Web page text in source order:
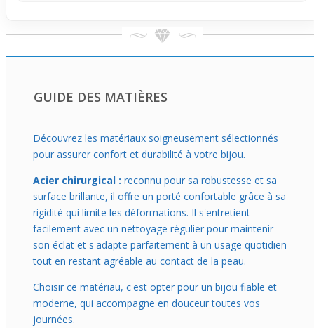
Facile à associer avec une chaîne fine ou moyenne (non
incluse), il laisse toute liberté à tes envies. Idéal pour les
Superman sans te compliquer, ce pendentif s’adapte à un
usage occasionnel à la fois pratique et stylé. N’oublie pas
celle qui te correspond le mieux.
GUIDE DES MATIÈRES
Découvrez les matériaux soigneusement sélectionnés
pour assurer confort et durabilité à votre bijou.
Acier chirurgical : reconnu pour sa robustesse et sa
surface brillante, il offre un porté confortable grâce à sa
rigidité qui limite les déformations. Il s'entretient
facilement avec un nettoyage régulier pour maintenir
son éclat et s'adapte parfaitement à un usage quotidien
tout en restant agréable au contact de la peau.
Choisir ce matériau, c'est opter pour un bijou fiable et
moderne, qui accompagne en douceur toutes vos
journées.